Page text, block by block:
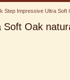
Step Impressive Ultra Soft
Oak